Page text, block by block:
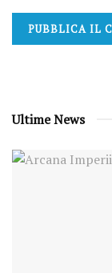
Ultime News